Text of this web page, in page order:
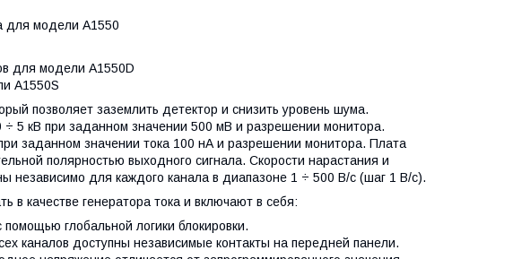
для модели A1550
для модели A1550D
A1550S
позволяет заземлить детектор и снизить уровень шума.
÷ 5 кВ при заданном значении 500 мВ и разрешении монитора.
заданном значении тока 100 нА и разрешении монитора. Плата
полярностью выходного сигнала. Скорости нарастания и
независимо для каждого канала в диапазоне 1 ÷ 500 В/с (шаг 1 В/с).
качестве генератора тока и включают в себя:
глобальной логики блокировки.
каналов доступны независимые контакты на передней панели.